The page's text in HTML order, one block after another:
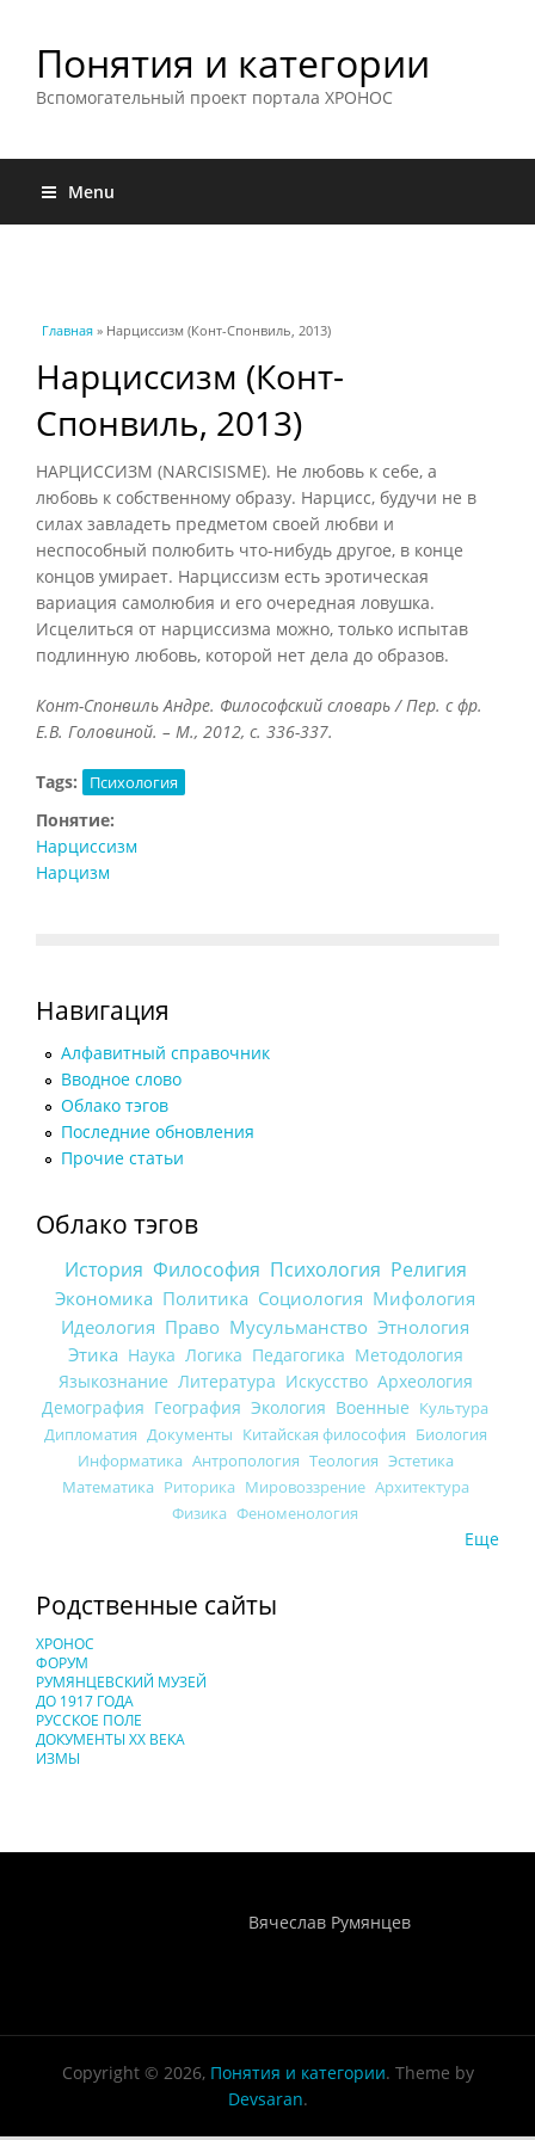
Понятия и категории
Вспомогательный проект портала ХРОНОС
Menu
Вы здесь
Главная » Нарциссизм (Конт-Спонвиль, 2013)
Нарциссизм (Конт-
Спонвиль, 2013)
НАРЦИССИЗМ (NARCISISME). Не любовь к себе, а
любовь к собственному образу. Нарцисс, будучи не в
силах завладеть предметом своей любви и
неспособный полюбить что-нибудь другое, в конце
концов умирает. Нарциссизм есть эротическая
вариация самолюбия и его очередная ловушка.
Исцелиться от нарциссизма можно, только испытав
подлинную любовь, которой нет дела до образов.
Конт-Спонвиль Андре. Философский словарь / Пер. с фр.
Е.В. Головиной. – М., 2012, с. 336-337.
Tags: Психология
Понятие:
Нарциссизм
Нарцизм
Навигация
Алфавитный справочник
Вводное слово
Облако тэгов
Последние обновления
Прочие статьи
Облако тэгов
История Философия Психология Религия
Экономика Политика Социология Мифология
Идеология Право Мусульманство Этнология
Этика Наука Логика Педагогика Методология
Языкознание Литература Искусство Археология
Демография География Экология Военные Культура
Дипломатия Документы Китайская философия Биология
Информатика Антропология Теология Эстетика
Математика Риторика Мировоззрение Архитектура
Физика Феноменология
Еще
Родственные сайты
ХРОНОС
ФОРУМ
РУМЯНЦЕВСКИЙ МУЗЕЙ
ДО 1917 ГОДА
РУССКОЕ ПОЛЕ
ДОКУМЕНТЫ XX ВЕКА
ИЗМЫ
Вячеслав Румянцев
Copyright © 2026, Понятия и категории. Theme by
Devsaran.